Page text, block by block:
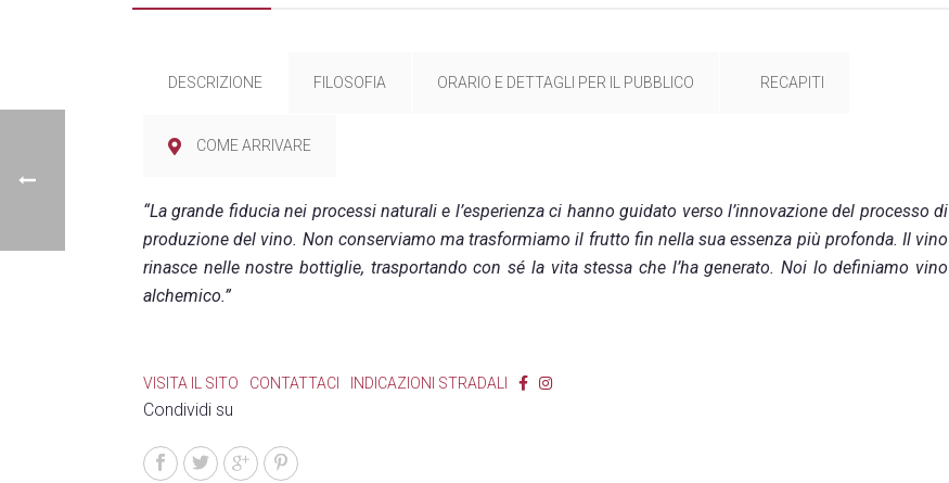
DESCRIZIONE FILOSOFIA ORARIO E DETTAGLI PER IL PUBBLICO RECAPITI
COME ARRIVARE
“La grande fiducia nei processi naturali e l’esperienza ci hanno guidato verso l’innovazione del processo di
produzione del vino. Non conserviamo ma trasformiamo il frutto fin nella sua essenza più profonda. Il vino
rinasce nelle nostre bottiglie, trasportando con sé la vita stessa che l’ha generato. Noi lo definiamo vino
alchemico.”
VISITA IL SITO CONTATTACI INDICAZIONI STRADALI
Condividi su